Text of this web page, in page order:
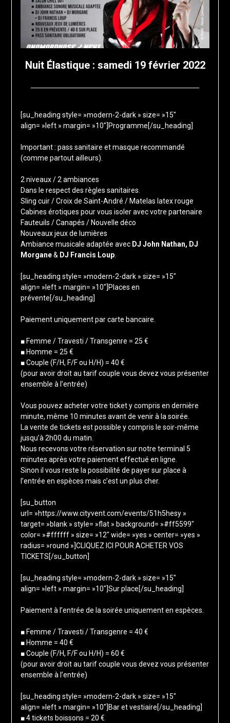
Nuit Élastique : samedi 19 février 2022
2
novembre
loup
[su_heading style= »modern-2-dark » size= »15″
align= »left » margin= »10″]Programme[/su_heading]
Important : pass sanitaire et masque recommandé
(comme partout ailleurs).
2 niveaux / 2 ambiances
Dans le respect des règles sanitaires.
Sling cuir / Croix de Saint-André / Matelas latex rouge
Cabines érotiques pour vous isoler avec votre partenaire
Fauteuils / Canapés / Nouvelle déco
Nouveaux jeux de lumières
Ambiance musicale adaptée avec DJ John Nathan, DJ
Morgane& DJ Francis Loup.
[su_heading style= »modern-2-dark » size= »15″
align= »left » margin= »10″]Places en
prévente[/su_heading]
Paiement uniquement par carte bancaire.
■ Femme / Travesti / Transgenre = 25 €
■ Homme = 25 €
■ Couple (F/H, F/F ou H/H) = 40 €
(pour avoir droit au tarif couple vous devez vous présenter
ensemble à l’entrée)
Vous pouvez acheter votre ticket y compris en dernière
minute, même 10 minutes avant de venir à la soirée.
La vente de tickets est possible y compris le soir-même
jusqu’à 2h00 du matin.
Nous recevons votre réservation sur notre terminal 5
minutes après votre paiement effectué en ligne.
Sinon il vous reste la possibilité de payer sur place à
l’entrée en espèces mais c’est un plus cher.
[su_button
url= »https://www.cityvent.com/events/51h5hesy »
target= »blank » style= »flat » background= »#ff5599″
color= »#ffffff » size= »12″ wide= »yes » center= »yes »
radius= »round »]CLIQUEZ ICI POUR ACHETER VOS
TICKETS[/su_button]
[su_heading style= »modern-2-dark » size= »15″
align= »left » margin= »10″]Sur place[/su_heading]
Paiement à l’entrée de la soirée uniquement en espèces.
■ Femme / Travesti / Transgenre = 40 €
■ Homme = 40 €
■ Couple (F/H, F/F ou H/H) = 60 €
(pour avoir droit au tarif couple vous devez vous présenter
ensemble à l’entrée)
[su_heading style= »modern-2-dark » size= »15″
align= »left » margin= »10″]Bar et vestiaire[/su_heading]
■ 4 tickets boissons = 20 €